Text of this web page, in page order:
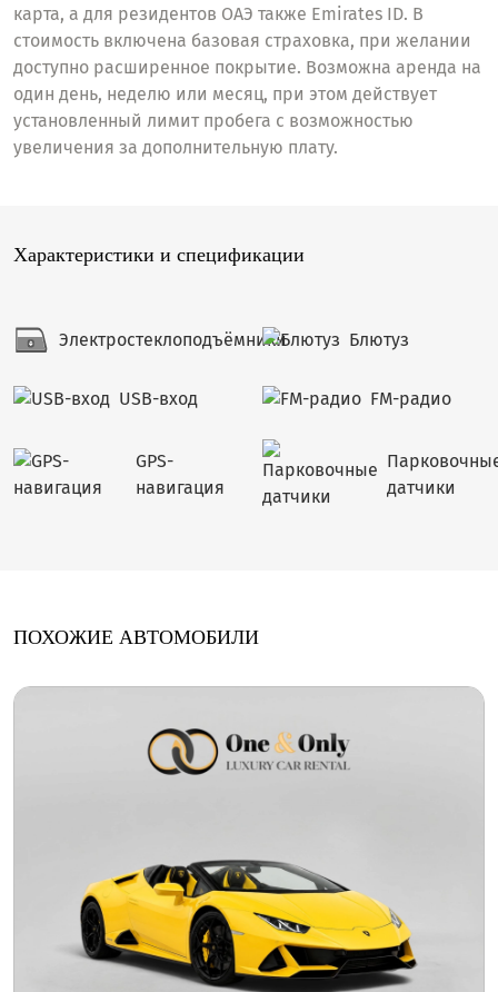
карта, а для резидентов ОАЭ также Emirates ID. В
стоимость включена базовая страховка, при желании
доступно расширенное покрытие. Возможна аренда на
один день, неделю или месяц, при этом действует
установленный лимит пробега с возможностью
увеличения за дополнительную плату.
Характеристики и спецификации
Электростеклоподъёмники Блютуз
USB-вход FM-радио
GPS-
навигация
датчики
ПОХОЖИЕ АВТОМОБИЛИ